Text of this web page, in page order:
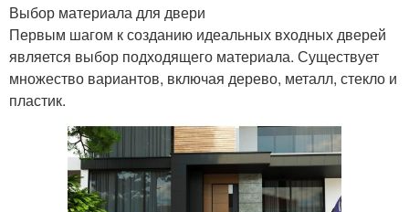
Выбор материала для двери
Первым шагом к созданию идеальных входных дверей
является выбор подходящего материала. Существует
множество вариантов, включая дерево, металл, стекло и
пластик.